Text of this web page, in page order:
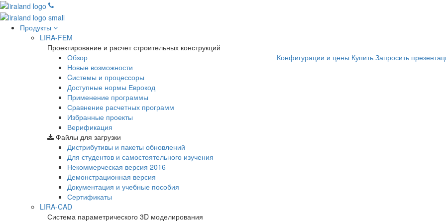
Продукты
LIRA-FEM
Проектирование и расчет строительных конструкций
Обзор
Новые возможности
Cистемы и процессоры
Доступные нормы Еврокод
Применение программы
Сравнение расчетных программ
Избранные проекты
Верификация
Конфигурации и цены Купить Запросить
Файлы для загрузки
Дистрибутивы и пакеты обновлений
Для студентов и самостоятельного изучения
Некоммерческая версия 2016
Демонстрационная версия
Документация и учебные пособия
Сертификаты
LIRA-CAD
Система параметрического 3D моделирования